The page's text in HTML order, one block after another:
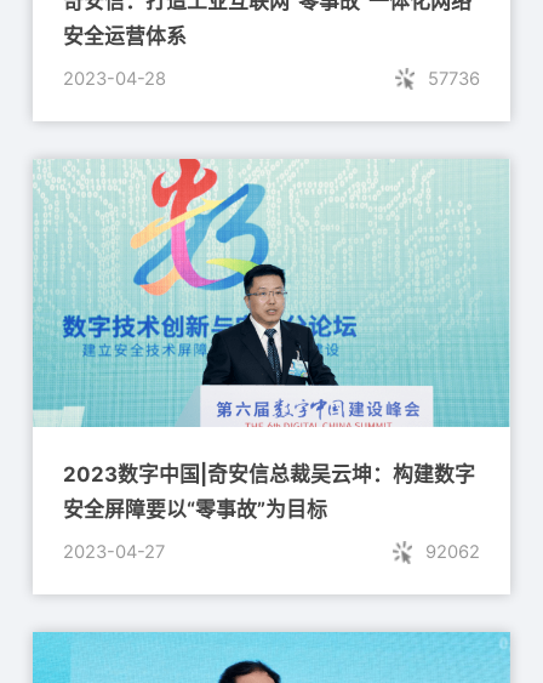
安全运营体系
2023-04-28 57736
2023数字中国|奇安信总裁吴云坤：构建数字
安全屏障要以“零事故”为目标
2023-04-27 92062